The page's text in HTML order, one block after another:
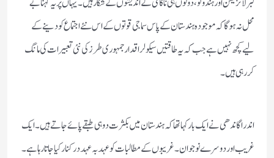
محل نہ ہوگاکہ موجودہ ہندستان کے پاس سماجی قوتوں کے اس نئے اجتماع کو دینے کے
لیے کچھ نہیں ہے جب کہ یہ طاقتیں سیکولر اقدار جمہوری طرز کی نئی تعبیرات کی مانگ
کررہی ہیں۔
اندرا گاندھی نے ایک بارکہاتھا کہ ہندستان میں بکثرت دو ہی طبقے پائے جاتے ہیں۔ایک
غریب اور دوسرے نوجوان۔غریبوں کے مطالبات کو عہد بہ عہد درکنارکیاجاتارہاہے۔